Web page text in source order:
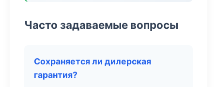
Часто задаваемые вопросы
Сохраняется ли дилерская
гарантия?